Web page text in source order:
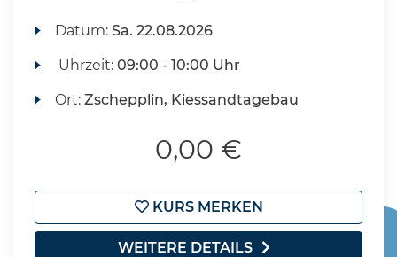
Datum:Sa. 22.08.2026
Uhrzeit:09:00 - 10:00 Uhr
Ort:Zschepplin, Kiessandtagebau
0,00 €
KURS MERKEN
WEITERE DETAILS